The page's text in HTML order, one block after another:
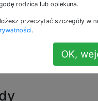
moim urządzeniu w
wersji (Y + z). Mimo to
mnie przed
zdanie:
na liście „dostępnych
rodzica lub opiekuna.
przeczytać szczegóły w
.
OK,